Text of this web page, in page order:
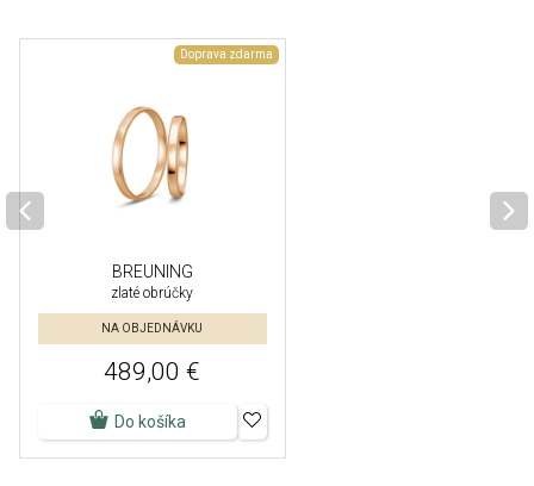
Doprava zdarma
BREUNING
zlaté obrúčky
NA OBJEDNÁVKU
489,00 €
Do košíka